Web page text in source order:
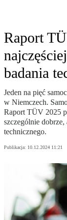
Raport
badania
Jeden na pięć
w Niemczech.
Raport TÜV 2025
szczególnie dobrze,
technicznego.
Publikacja: 10.12.2024 11:21